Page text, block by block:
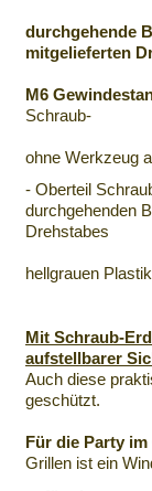
am
durchgehende
mitgelieferten
in das
M6
Schraub-
ohne Werkzeug
- Oberteil
durchgehenden
Drehstabes
und
hellgrauen
Mit Schraub-
aufstellbarer
Auch diese
geschützt.
Für die Party im
Grillen ist ein